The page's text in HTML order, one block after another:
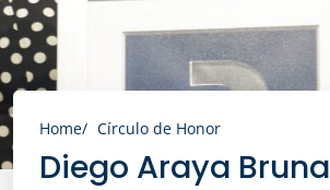
Home Círculo de Honor
Diego Araya Bruna